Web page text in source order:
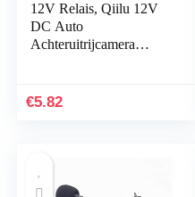
12V Relais, Qiilu 12V
DC Auto
Achteruitrijcamera
Gelijkrichter
€5.82